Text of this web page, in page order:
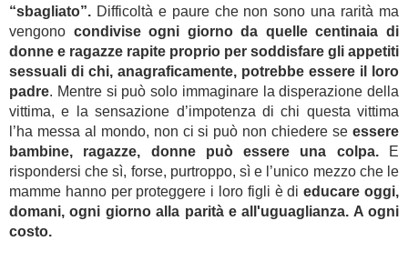
“sbagliato”. Difficoltà e paure che non sono una rarità ma
vengono condivise ogni giorno da quelle centinaia di
donne e ragazze rapite proprio per soddisfare gli appetiti
sessuali di chi, anagraficamente, potrebbe essere il loro
padre. Mentre si può solo immaginare la disperazione della
vittima, e la sensazione d’impotenza di chi questa vittima
l’ha messa al mondo, non ci si può non chiedere se essere
bambine, ragazze, donne può essere una colpa.E
rispondersi che sì, forse, purtroppo, sì e l’unico mezzo che le
mamme hanno per proteggere i loro figli è dieducare oggi,
domani, ogni giorno alla parità e all'uguaglianza. A ogni
costo.